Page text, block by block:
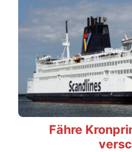
Fähre